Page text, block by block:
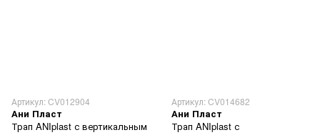
Артикул: CV012904
Ани Пласт
Трап ANIplast с вертикальным
Артикул: CV014682
Ани Пласт
Трап ANIplast с